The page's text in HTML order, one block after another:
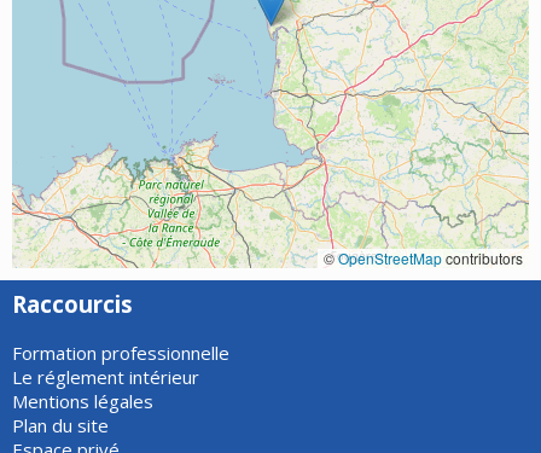
©OpenStreetMapcontributors
Raccourcis
Formation professionnelle
Le réglement intérieur
Mentions légales
Plan du site